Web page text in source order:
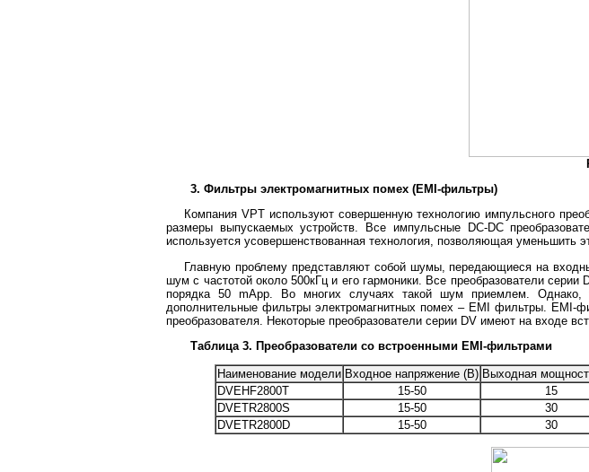
3. Фильтры электромагнитных помех (EMI-фильтры)
Компания VPT используют совершенную технологию импульсного
размеры выпускаемых устройств. Все импульсные DC-DC
используется усовершенствованная технология, позволяющая уменьшить
Главную проблему представляют собой шумы, передающиеся на
шум с частотой около 500кГц и его гармоники. Все преобразователи
порядка 50 mApp. Во многих случаях такой шум приемлем. Однако,
дополнительные фильтры электромагнитных помех – EMI фильтры.
преобразователя. Некоторые преобразователи серии DV имеют на входе
Таблица 3. Преобразователи со встроенными EMI-фильтрами
Наименование модели Входное напряжение (В) Выходная
DVEHF2800T
15-50 15
DVETR2800S
15-50 30
DVETR2800D
15-50 30